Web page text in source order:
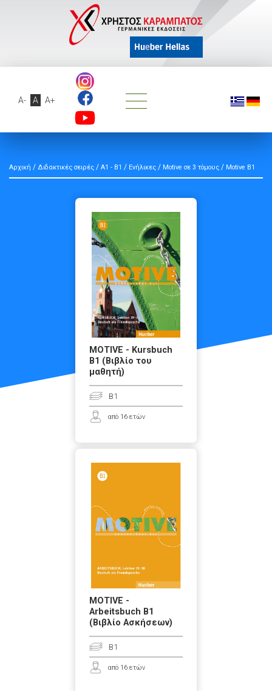
A- A A+
Αρχική / Διδακτικές σειρές / A1 - B1 / Ενήλικες / Motive σε 3 τόμους / Motive Β1
MOTIVE - Kursbuch
Β1 (Βιβλίο του
μαθητή)
B1
από 16 ετών
MOTIVE -
Arbeitsbuch Β1
(Βιβλίο Ασκήσεων)
B1
από 16 ετών